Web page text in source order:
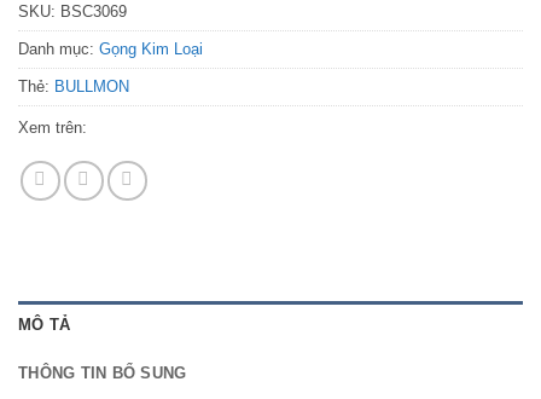
SKU: BSC3069
Danh mục: Gọng Kim Loại
Thẻ: BULLMON
Xem trên:
MÔ TẢ
THÔNG TIN BỔ SUNG